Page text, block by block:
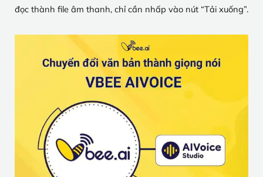
đọc thành file âm thanh, chỉ cần nhấp vào nút “Tải xuống”.